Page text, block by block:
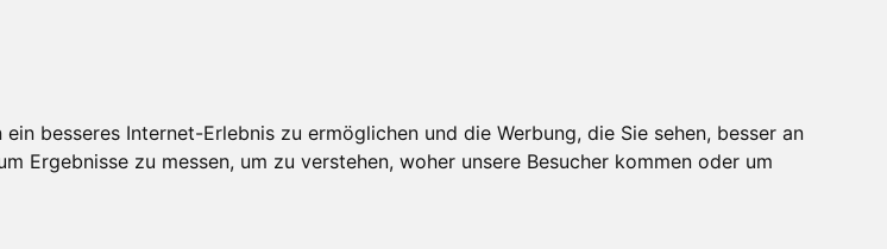
besseres Internet-Erlebnis zu ermöglichen und die Werbung, die Sie sehen, besser an
Ergebnisse zu messen, um zu verstehen, woher unsere Besucher kommen oder um